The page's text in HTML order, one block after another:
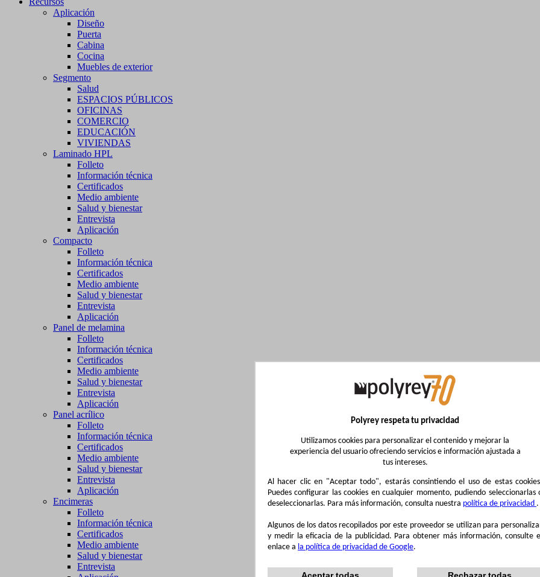
Polyrey respeta tu privacidad
Utilizamos cookies para personalizar el contenido y mejorar la
experiencia del usuario ofreciendo servicios e información ajustada a
tus intereses.
Al hacer clic en "Aceptar todo", estarás consintiendo el uso de estas
Puedes configurar las cookies en cualquier momento, pudiendo seleccionarlas
deseleccionarlas. Para más información, consulta nuestra política de privacidad .
Algunos de los datos recopilados por este proveedor se utilizan para
y medir la eficacia de la publicidad. Para obtener más información, consulte
enlace a la política de privacidad de Google.
Aceptar todas Rechazar todas
Aplicación
Diseño
Puerta
Cabina
Cocina
Muebles de exterior
Segmento
Salud
ESPACIOS PÚBLICOS
OFICINAS
COMERCIO
EDUCACIÓN
VIVIENDAS
Laminado HPL
Folleto
Información técnica
Certificados
Medio ambiente
Salud y bienestar
Entrevista
Aplicación
Compacto
Folleto
Información técnica
Certificados
Medio ambiente
Salud y bienestar
Entrevista
Aplicación
Panel de melamina
Folleto
Información técnica
Certificados
Medio ambiente
Salud y bienestar
Entrevista
Aplicación
Panel acrílico
Folleto
Información técnica
Certificados
Medio ambiente
Salud y bienestar
Entrevista
Aplicación
Encimeras
Folleto
Información técnica
Certificados
Medio ambiente
Salud y bienestar
Entrevista